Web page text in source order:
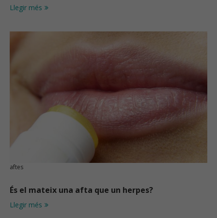
Llegir més
aftes
És el mateix una afta que un herpes?
Llegir més